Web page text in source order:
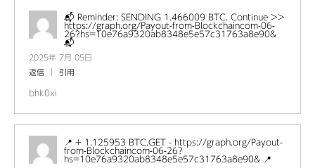
📬 Reminder: SENDING 1.466009 BTC. Continue >>
https://graph.org/Payout-from-Blockchaincom-06-
26?hs=10e76a9320ab8348e5e57c31763a8e90&
📬
2025年 7月 05日
返信
引用
bhk0xi
📍 + 1.125953 BTC.GET - https://graph.org/Payout-
from-Blockchaincom-06-26?
hs=10e76a9320ab8348e5e57c31763a8e90& 📍